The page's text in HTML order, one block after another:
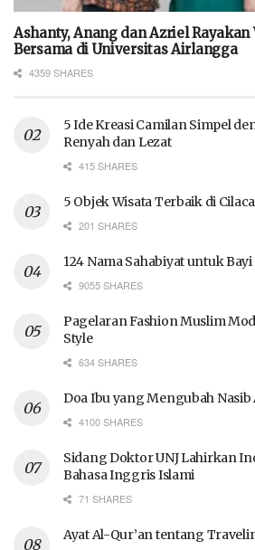
Ashanty, Anang dan Azriel Rayakan
Bersama di Universitas Airlangga
4359 SHARES
5 Ide Kreasi Camilan Simpel
Renyah dan Lezat
415 SHARES
5 Objek Wisata Terbaik di
201 SHARES
124 Nama Sahabiyat untuk
9055 SHARES
Pagelaran Fashion Muslim
Style
634 SHARES
Doa Ibu yang Mengubah Nasib
4100 SHARES
Sidang Doktor UNJ Lahirkan
Bahasa Inggris Islami
71 SHARES
Ayat Al-Qur’an tentang